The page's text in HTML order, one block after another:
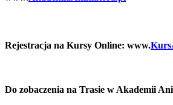
Rejestracja na Kursy Online: www.
Do zobaczenia na Trasie w Akademii